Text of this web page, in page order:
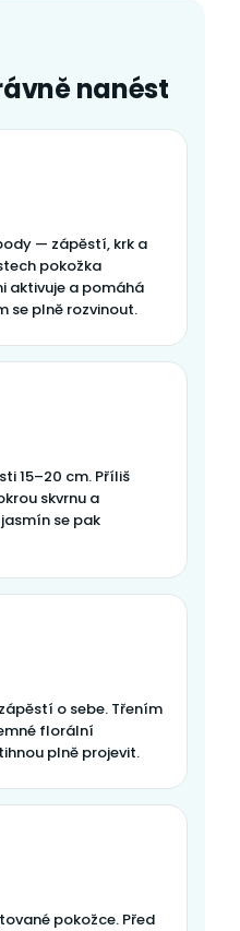
nanést
— zápěstí, krk a
pokožka
aktivuje a pomáhá
se plně rozvinout.
15–20 cm. Příliš
skvrnu a
se pak
o sebe. Třením
florální
plně projevit.
pokožce. Před